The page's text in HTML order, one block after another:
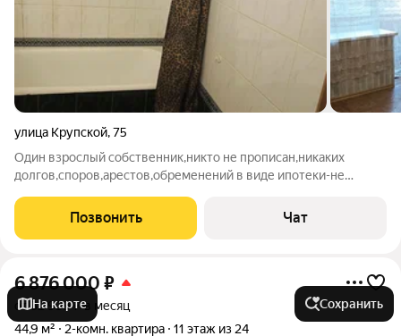
улица Крупской,75
Один взрослый собственник,никто не прописан,никаких
долгов,споров,арестов,обременений в виде ипотеки-не
проходная,2 комнаты изолированные.В большой комнате
обновили обои,натяжной потолок.В остальных
Позвонить Чат
6 876 000 ₽
от 32 939 ₽ в месяц
44,9 м²
2-комн. квартира 11 этаж из 24
На карте Сохранить